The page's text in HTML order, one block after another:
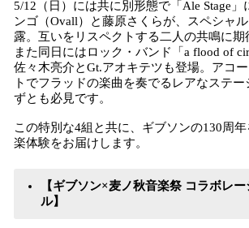
5/12（日）には共に別形態で「Ale Stage」
ンゴ（Ovall）と藤原さくらが、スペシャ
露。互いをリスペクトする二人の共鳴に期
また同日にはロック・バンド「a flood of
佐々木亮介とGt.アオキテツも登場。アコ
トでフラッドの楽曲を奏でるレアなステ
ずとも必見です。
この特別な4組と共に、ギブソンの130周
楽体験をお届けします。
【ギブソン×麦ノ秋音楽祭 コラボレ
ル】